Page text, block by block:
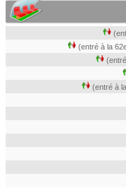
(entré à la
(entré à